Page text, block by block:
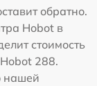
обратно.
Hobot в
стоимость
288.
нашей